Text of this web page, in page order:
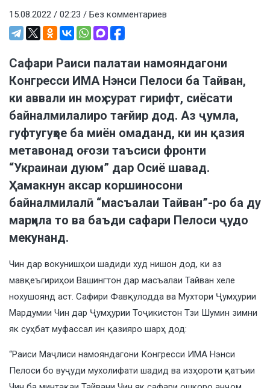
15.08.2022 / 02:23 / Без комментариев
Сафари Раиси палатаи намояндагони
Конгресси ИМА Нэнси Пелоси ба Тайван,
ки аввали ин моҳ сурат гирифт, сиёсати
байналмилалиро тағйир дод. Аз ҷумла,
гуфтугуҳое ба миён омаданд, ки ин қазия
метавонад оғози таъсиси фронти
“Украинаи дуюм” дар Осиё шавад.
Ҳамакнун аксар коршиносони
байналмилалӣ “масъалаи Тайван”-ро ба ду
марҳила то ва баъди сафари Пелоси ҷудо
мекунанд.
Чин дар вокунишҳои шадиди худ нишон дод, ки аз
мавқеъгириҳои Вашингтон дар масъалаи Тайван хеле
нохушоянд аст. Сафири Фавқулодда ва Мухтори Ҷумҳурии
Мардумии Чин дар Ҷумҳурии Тоҷикистон Тзи Шумин зимни
як суҳбат муфассал ин қазияро шарҳ дод:
“Раиси Маҷлиси намояндагони Конгресси ИМА Нэнси
Пелоси бо вуҷуди мухолифати шадид ва изҳороти қатъии